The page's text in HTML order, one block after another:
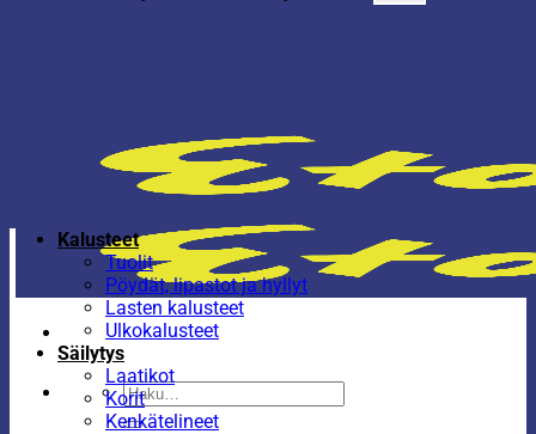
Etsi:
Kalusteet
Tuolit
Pöydät, lipastot ja hyllyt
Lasten kalusteet
Ulkokalusteet
Säilytys
Laatikot
Korit
Kenkätelineet